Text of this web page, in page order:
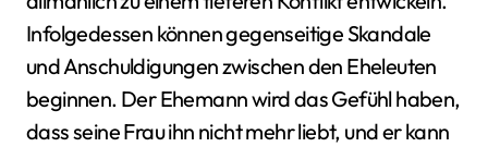
Infolgedessen können gegenseitige Skandale
und Anschuldigungen zwischen den Eheleuten
beginnen. Der Ehemann wird das Gefühl haben,
dass seine Frau ihn nicht mehr liebt, und er kann